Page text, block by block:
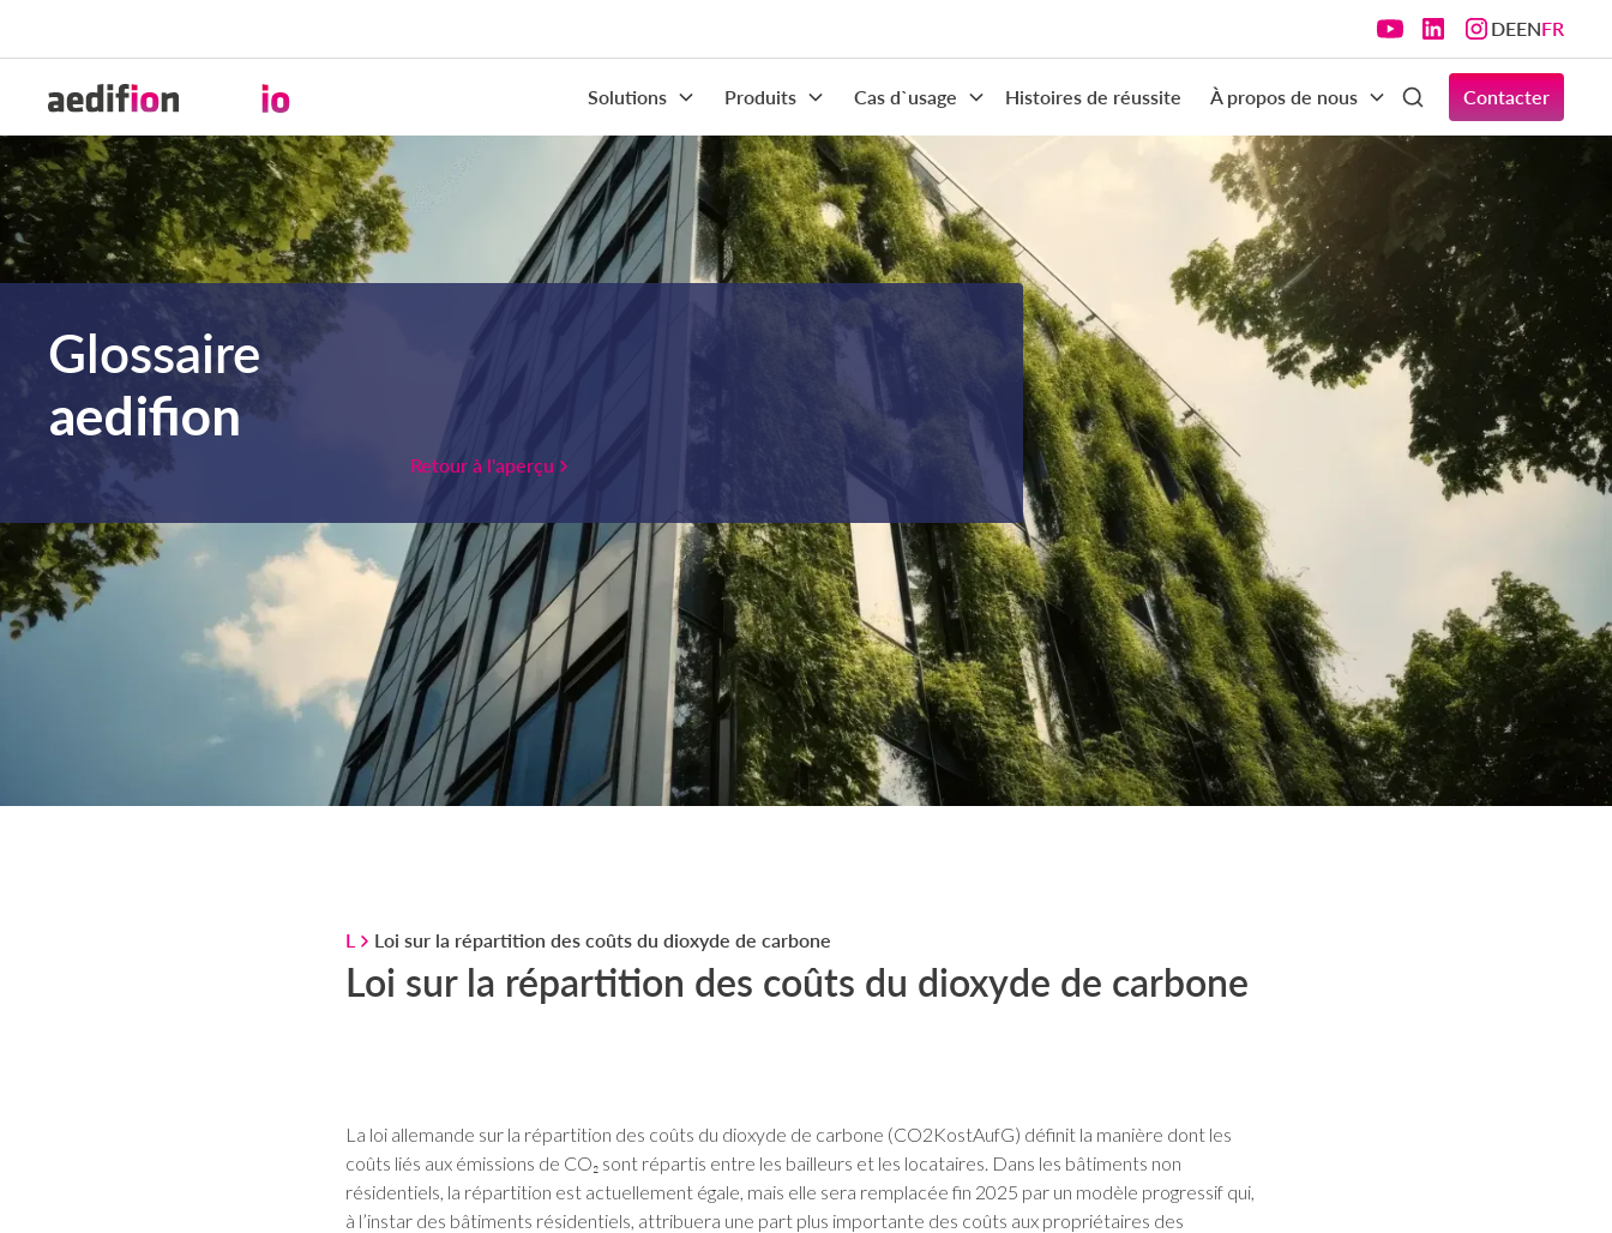
DEENFR
Solutions Produits Cas d`usage Histoires de réussite À propos de nous Contacter
Glossaire
aedifion
Retour à l'aperçu
L Loi sur la répartition des coûts du dioxyde de carbone
Loi sur la répartition des coûts du dioxyde de carbone
La loi allemande sur la répartition des coûts du dioxyde de carbone (CO2KostAufG) définit la manière dont les
coûts liés aux émissions de CO₂ sont répartis entre les bailleurs et les locataires. Dans les bâtiments non
résidentiels, la répartition est actuellement égale, mais elle sera remplacée fin 2025 par un modèle progressif qui,
à l’instar des bâtiments résidentiels, attribuera une part plus importante des coûts aux propriétaires des